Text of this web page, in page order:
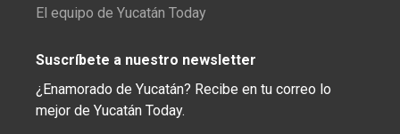
El equipo de Yucatán Today
Suscríbete a nuestro newsletter
¿Enamorado de Yucatán? Recibe en tu correo lo
mejor de Yucatán Today.